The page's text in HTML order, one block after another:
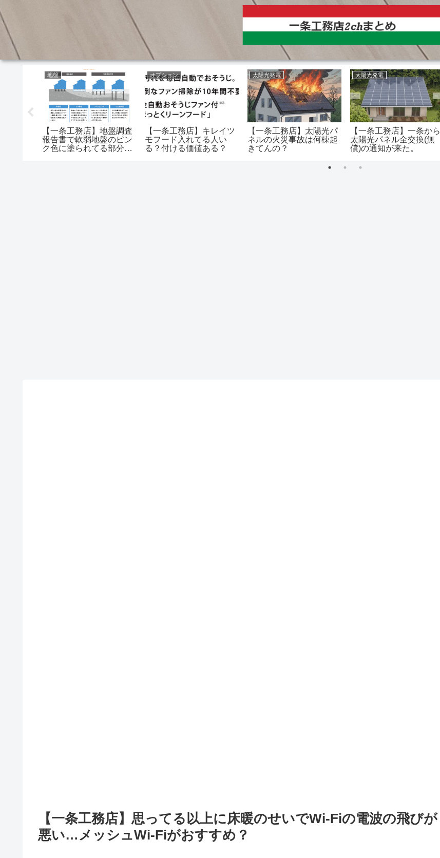
地盤
【一条工務店】地盤調査
報告書で軟弱地盤のピン
ク色に塗られてる部分ど
オプション
【一条工務店】キレイツ
モフード入れてる人い
る？付ける価値ある？
太陽光発電
【一条工務店】太陽光パ
ネルの火災事故は何棟起
きてんの？
太陽光発電
【一条工務店】一条から
太陽光パネル全交換(無
償)の通知が来た。
【一条工務店】思ってる以上に床暖のせいでWi-Fiの電波の飛びが
悪い…メッシュWi-Fiがおすすめ？